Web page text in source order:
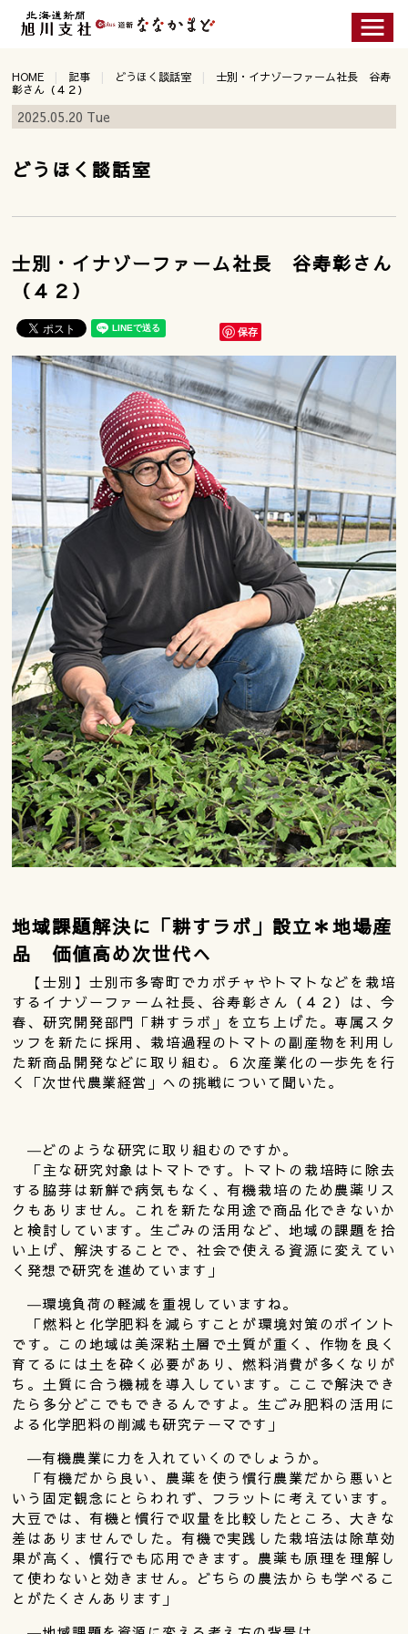
HOME 記事 どうほく談話室
士別・イナゾーファーム社長 谷寿
彰さん（４２）
2025.05.20 Tue
どうほく談話室
士別・イナゾーファーム社長 谷寿彰さん
（４２）
保存
地域課題解決に「耕すラボ」設立＊地場産
品 価値高め次世代へ
【士別】士別市多寄町でカボチャやトマトなどを栽培
するイナゾーファーム社長、谷寿彰さん（４２）は、今
春、研究開発部門「耕すラボ」を立ち上げた。専属スタ
ッフを新たに採用、栽培過程のトマトの副産物を利用し
た新商品開発などに取り組む。６次産業化の一歩先を行
く「次世代農業経営」への挑戦について聞いた。
―どのような研究に取り組むのですか。
「主な研究対象はトマトです。トマトの栽培時に除去
する脇芽は新鮮で病気もなく、有機栽培のため農薬リス
クもありません。これを新たな用途で商品化できないか
と検討しています。生ごみの活用など、地域の課題を拾
い上げ、解決することで、社会で使える資源に変えてい
く発想で研究を進めています」
―環境負荷の軽減を重視していますね。
「燃料と化学肥料を減らすことが環境対策のポイント
です。この地域は美深粘土層で土質が重く、作物を良く
育てるには土を砕く必要があり、燃料消費が多くなりが
ち。土質に合う機械を導入しています。ここで解決でき
たら多分どこでもできるんですよ。生ごみ肥料の活用に
よる化学肥料の削減も研究テーマです」
―有機農業に力を入れていくのでしょうか。
「有機だから良い、農薬を使う慣行農業だから悪いと
いう固定観念にとらわれず、フラットに考えています。
大豆では、有機と慣行で収量を比較したところ、大きな
差はありませんでした。有機で実践した栽培法は除草効
果が高く、慣行でも応用できます。農薬も原理を理解し
て使わないと効きません。どちらの農法からも学べるこ
とがたくさんあります」